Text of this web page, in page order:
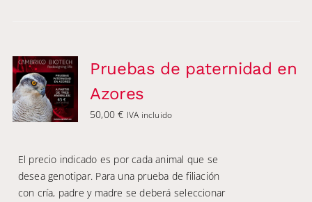
Pruebas de paternidad en
Azores
50,00€ IVA incluido
El precio indicado es por cada animal que se
desea genotipar. Para una prueba de filiación
con cría, padre y madre se deberá seleccionar